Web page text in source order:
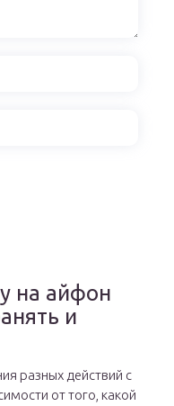
на айфон
и
разных действий с
от того, какой